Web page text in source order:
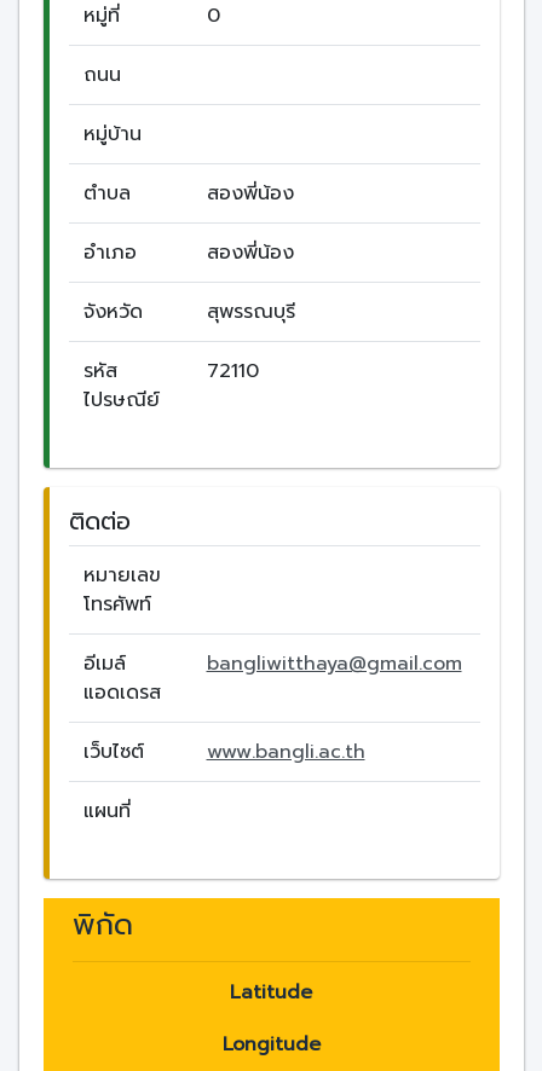
หมู่ที่ 0
ถนน
หมู่บ้าน
ตำบล สองพี่น้อง
อำเภอ สองพี่น้อง
จังหวัด สุพรรณบุรี
รหัส
ไปรษณีย์
72110
ติดต่อ
หมายเลข
โทรศัพท์
อีเมล์
แอดเดรส
bangliwitthaya@gmail.com
เว็บไซต์ www.bangli.ac.th
แผนที่
พิกัด
Latitude
Longitude